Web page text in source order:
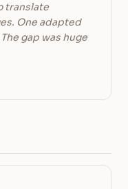
translate
One adapted
gap was huge